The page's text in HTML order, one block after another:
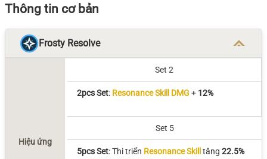
Thông tin cơ bản
Frosty Resolve
Hiệu ứng
Set 2
2pcs Set: Resonance Skill DMG + 12%
Set 5
5pcs Set: Thi triển Resonance Skill tăng 22.5%